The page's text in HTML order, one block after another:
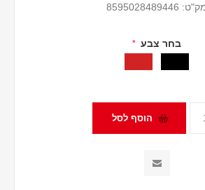
8595028489446
בחר צבע *